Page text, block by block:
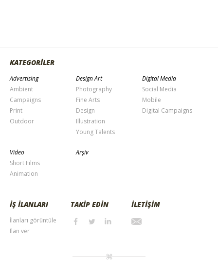
KATEGORİLER
Advertising
Ambient
Campaigns
Print
Outdoor
Design Art
Photography
Fine Arts
Design
Illustration
Young Talents
Digital Media
Social Media
Mobile
Digital Campaigns
Video
Short Films
Animation
Arşiv
İŞ İLANLARI
İlanları görüntüle
İlan ver
TAKİP EDİN İLETİŞİM